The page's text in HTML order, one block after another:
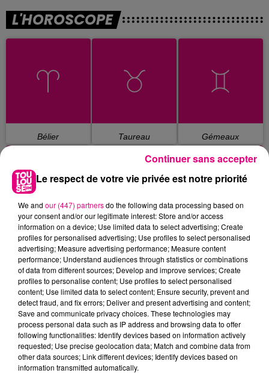
L'HOROSCOPE
Bélier Taureau Gémeaux
Cancer Lion Vierge
Balance Scorpion Sagittaire
Le respect de votre vie privée est notre priorité
We and our (447) partnersdo the following data processing based on
your consent and/or our legitimate interest: Store and/or access
information on a device; Use limited data to select advertising; Create
profiles for personalised advertising; Use profiles to select personalised
advertising; Measure advertising performance; Measure content
performance; Understand audiences through statistics or combinations
of data from different sources; Develop and improve services; Create
profiles to personalise content; Use profiles to select personalised
content; Use limited data to select content; Ensure security, prevent and
detect fraud, and fix errors; Deliver and present advertising and content;
Save and communicate privacy choices. These technologies may
process personal data such as IP address and browsing data to offer
following functionalities: Identify devices based on information actively
requested; Use precise geolocation data; Match and combine data from
other data sources; Link different devices; Identify devices based on
information transmitted automatically.
Continuer sans accepter